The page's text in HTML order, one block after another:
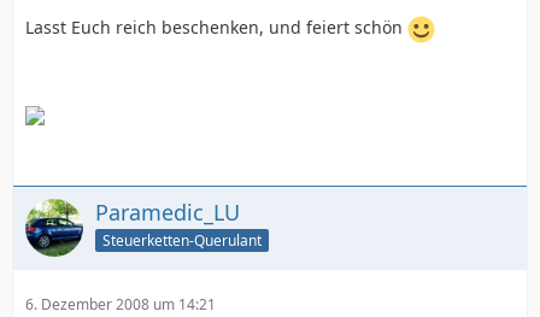
Lasst Euch reich beschenken, und feiert schön
Paramedic_LU
Steuerketten-Querulant
6. Dezember 2008 um 14:21